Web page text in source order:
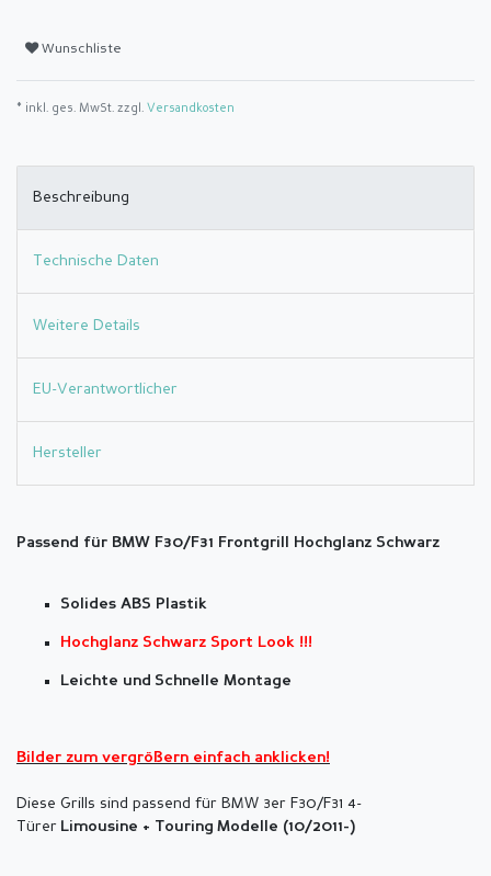
Wunschliste
* inkl. ges. MwSt. zzgl. Versandkosten
Beschreibung
Technische Daten
Weitere Details
EU-Verantwortlicher
Hersteller
Passend für BMW F30/F31 Frontgrill Hochglanz Schwarz
Solides ABS Plastik
Hochglanz Schwarz Sport Look !!!
Leichte und Schnelle Montage
Bilder zum vergrößern einfach anklicken!
Diese Grills sind passend für BMW 3er F30/F31 4-
Türer Limousine + Touring Modelle (10/2011-)